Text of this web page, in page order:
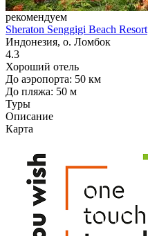
рекомендуем
Sheraton Senggigi Beach Resort
Индонезия, о. Ломбок
4.3
Хороший отель
До аэропорта: 50 км
До пляжа: 50 м
Туры
Описание
Карта